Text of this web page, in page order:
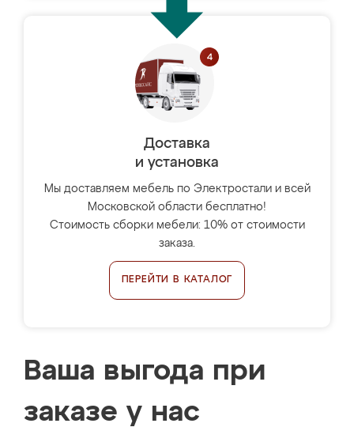
Доставка
и установка
Мы доставляем мебель по Электростали и всей
Московской области бесплатно!
Стоимость сборки мебели: 10% от стоимости
заказа.
ПЕРЕЙТИ В КАТАЛОГ
Ваша выгода при
заказе у нас